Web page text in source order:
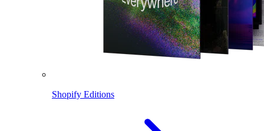
Shopify Editions